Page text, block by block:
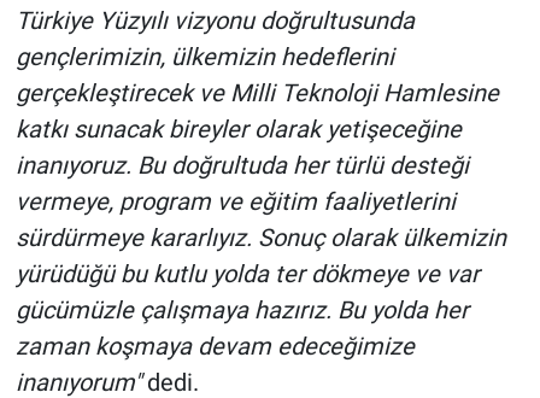
Türkiye Yüzyılı vizyonu doğrultusunda
gençlerimizin, ülkemizin hedeflerini
gerçekleştirecek ve Milli Teknoloji Hamlesine
katkı sunacak bireyler olarak yetişeceğine
inanıyoruz. Bu doğrultuda her türlü desteği
vermeye, program ve eğitim faaliyetlerini
sürdürmeye kararlıyız. Sonuç olarak ülkemizin
yürüdüğü bu kutlu yolda ter dökmeye ve var
gücümüzle çalışmaya hazırız. Bu yolda her
zaman koşmaya devam edeceğimize
inanıyorum"dedi.